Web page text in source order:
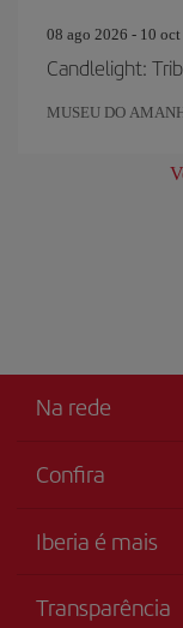
08 ago 2026 - 10
Candlelight:
MUSEU DO
Na rede
Confira
Acessibilidade
Iberia é mais
Grupo Iberia
Transparência